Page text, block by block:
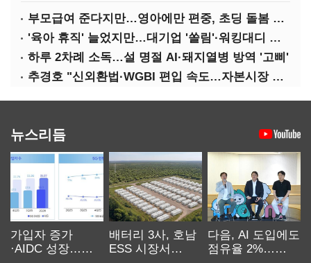
부모급여 준다지만…영아에만 편중, 초딩 돌봄 절실
'육아 휴직' 늘었지만…대기업 '쏠림'·워킹대디 여전히 '저조'
하루 2차례 소독…설 명절 AI·돼지열병 방역 '고삐'
추경호 "신외환법·WGBI 편입 속도…자본시장 투자환경 개선"
뉴스리듬
가입자 증가
·AIDC 성장…
배터리 3사, 호남
ESS 시장서
다음, AI 도입에도
점유율 2%…